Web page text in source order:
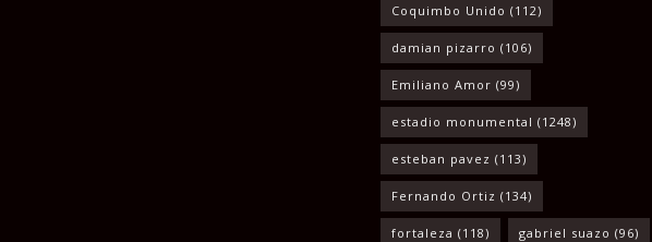
Coquimbo Unido (112)
damian pizarro (106)
Emiliano Amor (99)
estadio monumental (1248)
esteban pavez (113)
Fernando Ortiz (134)
fortaleza (118) gabriel suazo (96)